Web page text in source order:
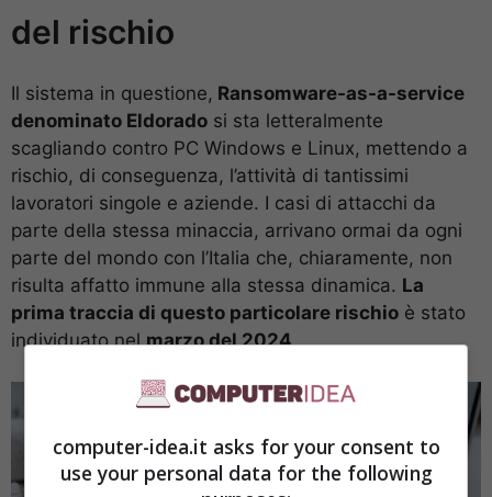
del rischio
Il sistema in questione, Ransomware-as-a-service
denominato Eldorado si sta letteralmente
scagliando contro PC Windows e Linux, mettendo a
rischio, di conseguenza, l’attività di tantissimi
lavoratori singole e aziende. I casi di attacchi da
parte della stessa minaccia, arrivano ormai da ogni
parte del mondo con l’Italia che, chiaramente, non
risulta affatto immune alla stessa dinamica. La
prima traccia di questo particolare rischio è stato
individuato nelmarzo del 2024.
computer-idea.it asks for your consent to
use your personal data for the following